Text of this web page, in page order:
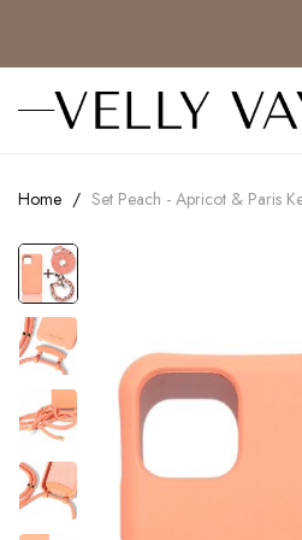
Home Set Peach - Apricot & Paris
Skip
to
the
end
the
images
gallery